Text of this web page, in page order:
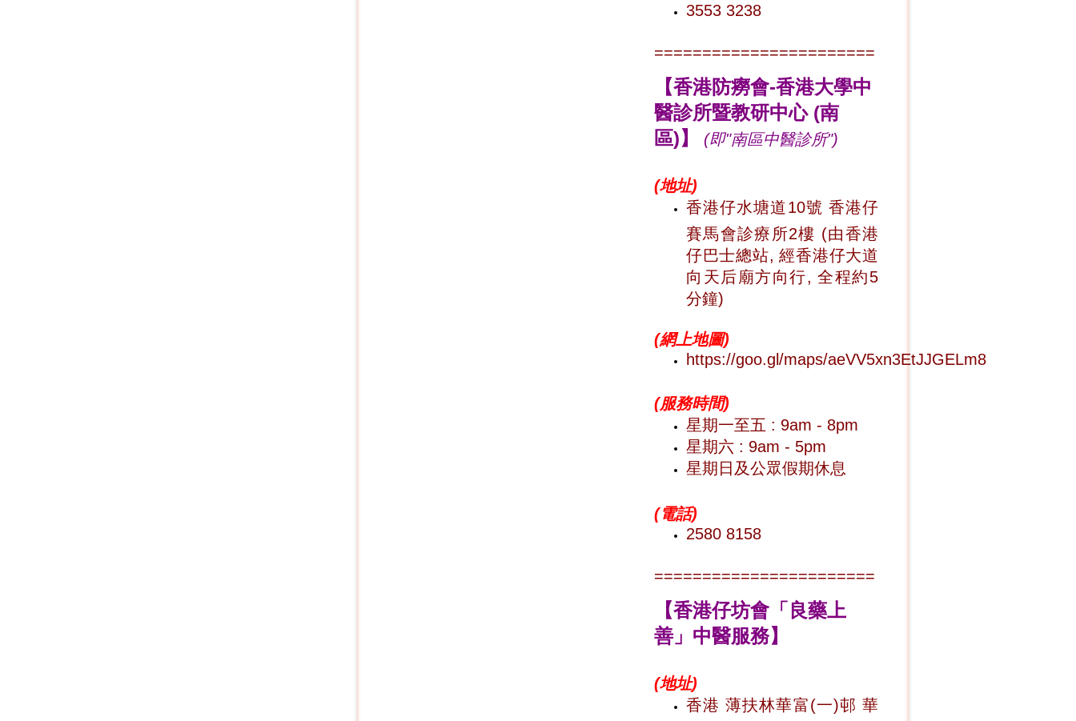
3553 3238
=======================
【香港防癆會-香港大學中
醫診所暨教研中心 (南
區)】
(即"南區中醫診所")
(地址)
香港仔水塘道10號 香港仔
賽馬會診療所2樓 (由香港
仔巴士總站, 經香港仔大道
向天后廟方向行, 全程約5
分鐘)
(網上地圖)
https://goo.gl/maps/aeVV5xn3EtJJGELm8
(服務時間)
星期一至五 : 9am - 8pm
星期六 : 9am - 5pm
星期日及公眾假期休息
(電話)
2580 8158
=======================
【香港仔坊會「 良藥上
善 」中醫服務】
(地址)
香港 薄扶林華富(一)邨 華